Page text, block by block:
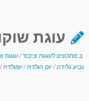
עוגת
ב מתכונים לעוגות וכיבוד/עוגות
גביע גלידה/יום הולדת/יומולדת/